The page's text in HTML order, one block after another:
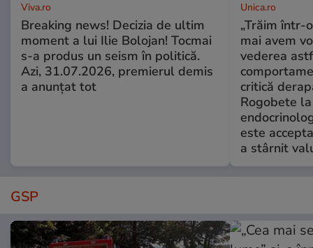
Viva.ro
Breaking news! Decizia de ultim
moment a lui Ilie Bolojan! Tocmai
s-a produs un seism în politică.
Azi, 31.07.2026, premierul demis
a anunțat tot
Unica.ro
„Trăim într-
mai avem
vederea
critică
Rogobete
este
a stârnit
GSP